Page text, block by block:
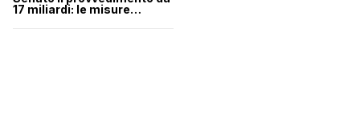
17 miliardi: le misure